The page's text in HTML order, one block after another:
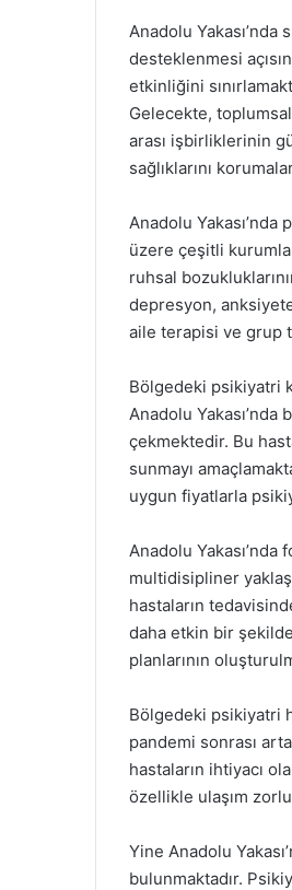
Anadolu
desteklenmesi
etkinliğini
Gelecekte,
arası işbirliklerinin
sağlıklarını
Anadolu
üzere çeşitli
ruhsal
depresyon,
aile terapisi ve grup
Bölgedeki psikiyatri
Anadolu
çekmektedir. Bu
sunmayı
uygun fiyatlarla
Anadolu
multidisipliner
hastaların
daha etkin bir
planlarının
Bölgedeki psikiyatri
pandemi sonrası
hastaların ihtiyacı
özellikle ulaşım
Yine Anadolu
bulunmaktadır.